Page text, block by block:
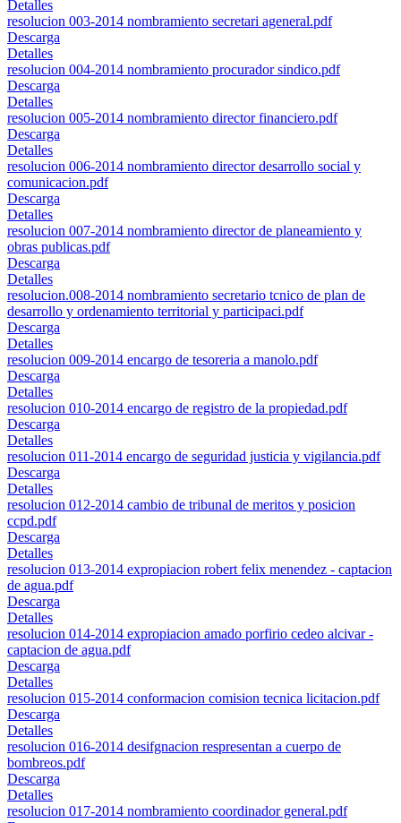
Detalles
resolucion 003-2014 nombramiento secretari ageneral.pdf
Descarga
Detalles
resolucion 004-2014 nombramiento procurador sindico.pdf
Descarga
Detalles
resolucion 005-2014 nombramiento director financiero.pdf
Descarga
Detalles
resolucion 006-2014 nombramiento director desarrollo social y
comunicacion.pdf
Descarga
Detalles
resolucion 007-2014 nombramiento director de planeamiento y
obras publicas.pdf
Descarga
Detalles
resolucion.008-2014 nombramiento secretario tcnico de plan de
desarrollo y ordenamiento territorial y participaci.pdf
Descarga
Detalles
resolucion 009-2014 encargo de tesoreria a manolo.pdf
Descarga
Detalles
resolucion 010-2014 encargo de registro de la propiedad.pdf
Descarga
Detalles
resolucion 011-2014 encargo de seguridad justicia y vigilancia.pdf
Descarga
Detalles
resolucion 012-2014 cambio de tribunal de meritos y posicion
ccpd.pdf
Descarga
Detalles
resolucion 013-2014 expropiacion robert felix menendez - captacion
de agua.pdf
Descarga
Detalles
resolucion 014-2014 expropiacion amado porfirio cedeo alcivar -
captacion de agua.pdf
Descarga
Detalles
resolucion 015-2014 conformacion comision tecnica licitacion.pdf
Descarga
Detalles
resolucion 016-2014 desifgnacion respresentan a cuerpo de
bombreos.pdf
Descarga
Detalles
resolucion 017-2014 nombramiento coordinador general.pdf